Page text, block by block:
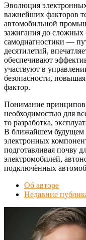
Эволюция
важнейших факторов
автомобильной
зажигания до сложных
самодиагностики —
десятилетий,
обеспечивают
участвуют в
безопасности,
фактор.
Понимание принципов
необходимостью для
то разработка,
В ближайшем будущем
электронных
подготавливая почву
электромобилей,
подключённых
Об авторе
Недавние